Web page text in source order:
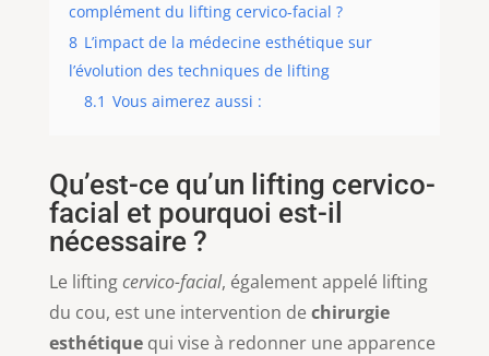
complément du lifting cervico-facial ?
8 L’impact de la médecine esthétique sur
l’évolution des techniques de lifting
8.1 Vous aimerez aussi :
Qu’est-ce qu’un lifting cervico-
facial et pourquoi est-il
nécessaire ?
Le liftingcervico-facial, également appelé lifting
du cou, est une intervention de chirurgie
esthétiquequi vise à redonner une apparence